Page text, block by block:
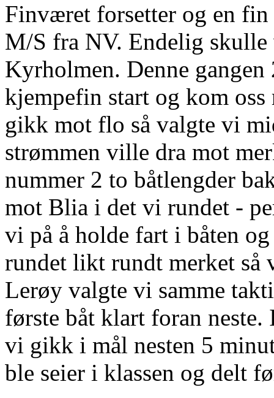
Finværet forsetter og en
M/S fra NV. Endelig skulle
Kyrholmen. Denne
kjempefin start og kom
gikk mot flo så valgte vi
strømmen ville dra mot
nummer 2 to båtlengder
mot Blia i det vi rundet -
vi på å holde fart i båten
rundet likt rundt merket
Lerøy valgte vi samme
første båt klart foran
vi gikk i mål nesten 5
ble seier i klassen og delt